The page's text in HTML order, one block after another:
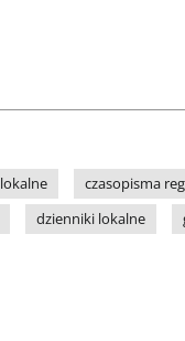
czasopisma
dzienniki lokalne